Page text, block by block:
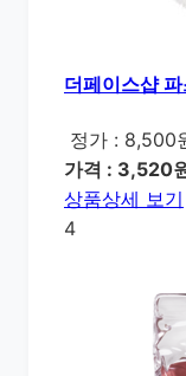
더페이스샵
정가 : 8,500
가격 : 3,520
상품상세 보기
4